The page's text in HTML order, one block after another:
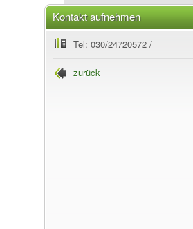
Angela Brüggemann
Kontakt aufnehmen
Tel: 030/24720572 /
zurück